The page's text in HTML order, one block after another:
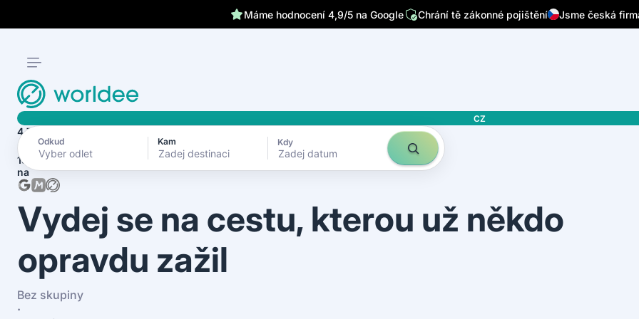
Máme hodnocení 4,9/5 na Google Chrání tě zákonné pojištění Jsme česká
CZ
Odkud Kam Kdy
Zadej datum
4.7
1870+ recenzí
na
Vydej se na cestu, kterou už někdo
opravdu zažil
Bez skupiny
·